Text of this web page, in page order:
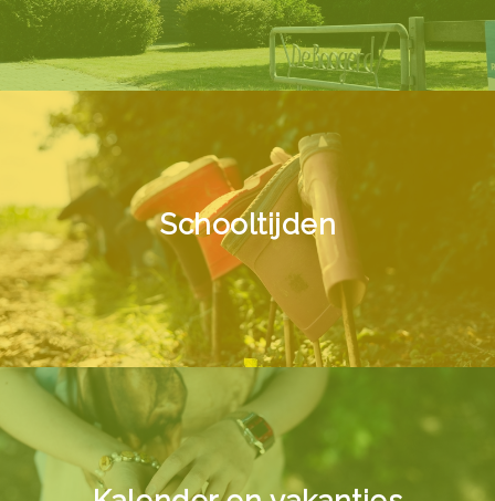
Schooltijden